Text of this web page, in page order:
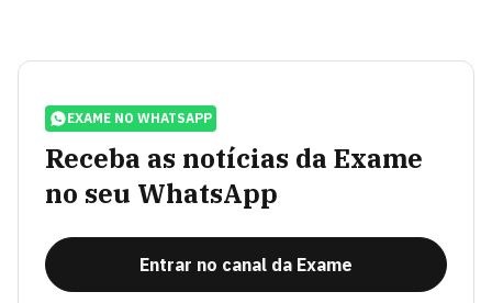
EXAME NO WHATSAPP
Receba as notícias da Exame
no seu WhatsApp
Entrar no canal da Exame